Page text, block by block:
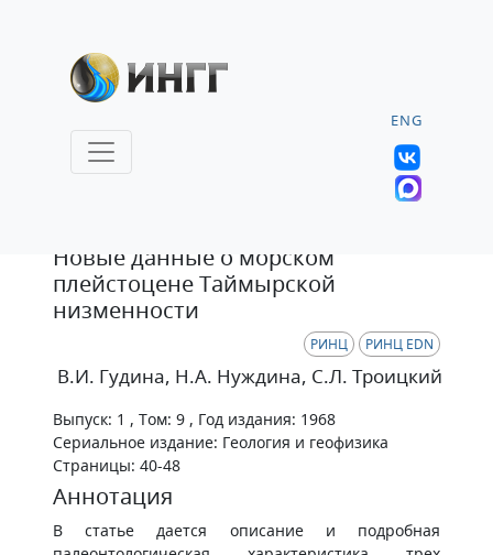
ENG
Новые данные о морском
плейстоцене Таймырской
низменности
РИНЦ РИНЦ EDN
В.И. Гудина, Н.А. Нуждина, С.Л. Троицкий
Выпуск: 1 , Том: 9 , Год издания: 1968
Сериальное издание: Геология и геофизика
Страницы: 40-48
Аннотация
В статье дается описание и подробная